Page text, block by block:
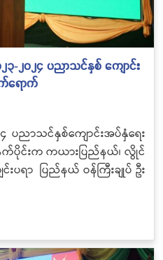
၃-၂၀၂၄ ပညာသင်နှစ် ကျောင်း
ရောက်
ပညာသင်နှစ်ကျောင်းအပ်နှံရေး
ပိုင်းက ကယားပြည်နယ်၊ လွိုင်
ပရာ ပြည်နယ် ဝန်ကြီးချုပ် ဦး